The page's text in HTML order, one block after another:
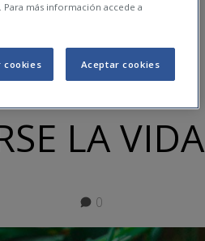
LA
LA VIDA
0
más información accede a
cookies Aceptar cookies